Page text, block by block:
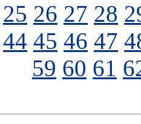
25 26 27 28
44 45 46 47
59 60 61